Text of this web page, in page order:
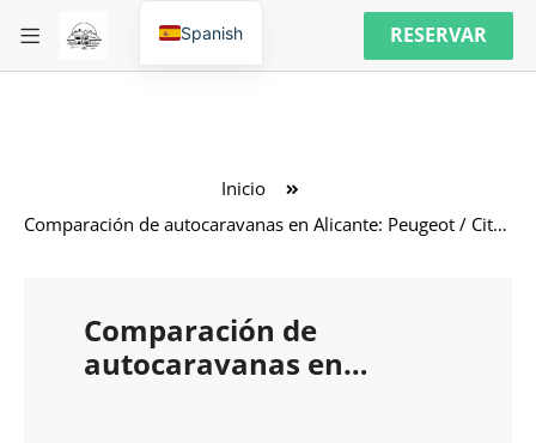
RESERVAR
Inicio
Comparación de autocaravanas en Alicante: Peugeot / Citroën Camper vs Carthago Corado I 449
Comparación de
autocaravanas en
Spanish